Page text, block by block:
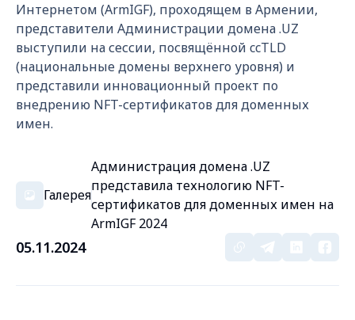
Интернетом (ArmIGF), проходящем в Армении,
представители Администрации домена .UZ
выступили на сессии, посвящённой ccTLD
(национальные домены верхнего уровня) и
представили инновационный проект по
внедрению NFT-сертификатов для доменных
имен.
Галерея
Администрация домена .UZ
представила технологию NFT-
сертификатов для доменных имен на
ArmIGF 2024
05.11.2024